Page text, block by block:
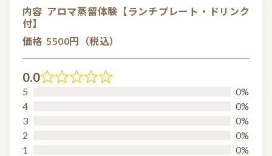
アロマストーン教室 アロマキャンドル
アロマ雑貨 ファブリックスプレー
アロマサプリメント
アロマ教室（ワークショップ） その他
内容 アロマ蒸留体験【ランチプレート・ドリンク
付】
価格 5500円（税込）
0.0
R
5
0%
4
0%
3
0%
2
0%
1
0%